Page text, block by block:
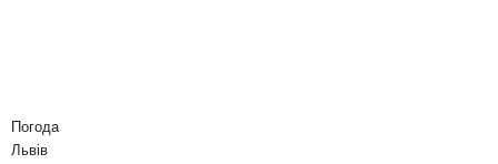
Погода
Львів